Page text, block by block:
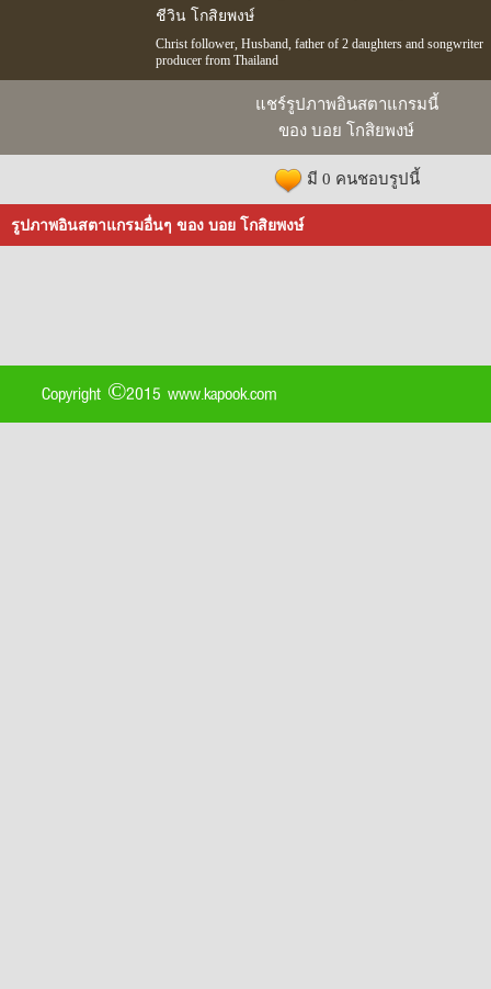
ชีวิน โกสิยพงษ์
Christ follower, Husband, father of 2 daughters and songwriter
producer from Thailand
แชร์รูปภาพอินสตาแกรมนี้
ของ บอย โกสิยพงษ์
มี 0 คนชอบรูปนี้
รูปภาพอินสตาแกรมอื่นๆ ของ บอย โกสิยพงษ์
Copyright ©2015 www.kapook.com